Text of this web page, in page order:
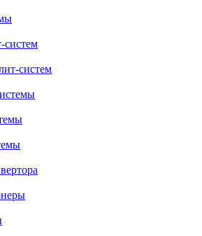
систем
систем